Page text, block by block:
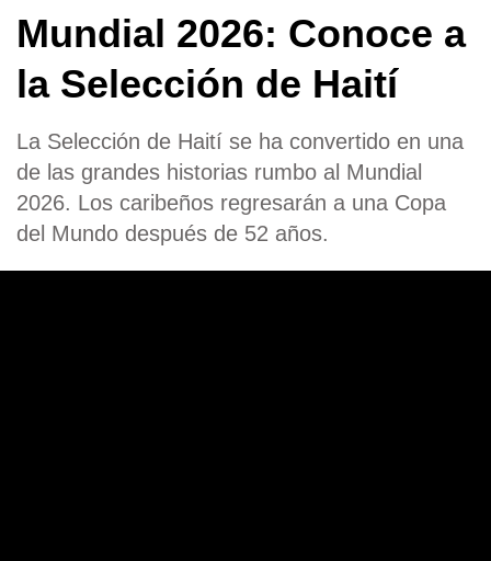
Mundial 2026: Conoce a
la Selección de Haití
La Selección de Haití se ha convertido en una
de las grandes historias rumbo al Mundial
2026. Los caribeños regresarán a una Copa
del Mundo después de 52 años.